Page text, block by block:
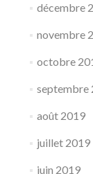
décembre
novembre
octobre
septembre
août 2019
juillet 2019
juin 2019